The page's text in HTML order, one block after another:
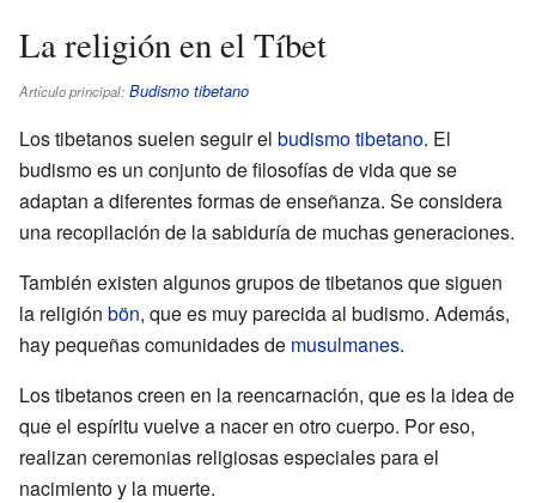
La religión en el Tíbet
Artículo principal: Budismo tibetano
Los tibetanos suelen seguir el budismo tibetano. El
budismo es un conjunto de filosofías de vida que se
adaptan a diferentes formas de enseñanza. Se considera
una recopilación de la sabiduría de muchas generaciones.
También existen algunos grupos de tibetanos que siguen
la religión bön, que es muy parecida al budismo. Además,
hay pequeñas comunidades de musulmanes.
Los tibetanos creen en la reencarnación, que es la idea de
que el espíritu vuelve a nacer en otro cuerpo. Por eso,
realizan ceremonias religiosas especiales para el
nacimiento y la muerte.